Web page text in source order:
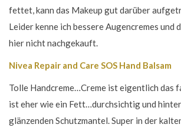
fettet, kann das Makeup gut darüber
Leider kenne ich bessere Augencremes und
hier nicht nachgekauft.
Nivea Repair and Care SOS Hand Balsam
Tolle Handcreme…Creme ist eigentlich das
ist eher wie ein Fett…durchsichtig und
glänzenden Schutzmantel. Super in der